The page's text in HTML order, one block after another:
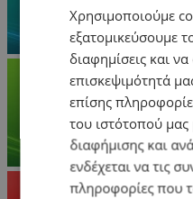
Χρησιμοποιούμε
εξατομικεύσουμε
διαφημίσεις και
επισκεψιμότητά
επίσης
του ιστότοπού μας
διαφήμισης και
ενδέχεται να τις
πληροφορίες που